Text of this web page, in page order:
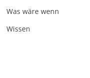
Was wäre wenn
Wissen